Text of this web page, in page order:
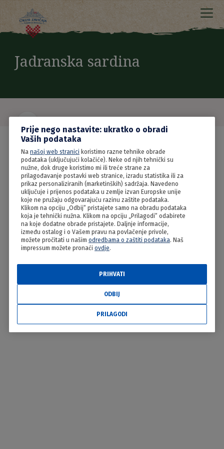
Jadranska sardina
Prije nego nastavite: ukratko o obradi
Vaših podataka
Na našoj web stranici koristimo razne tehnike obrade
podataka (uključujući kolačiće). Neke od njih tehnički su
nužne, dok druge koristimo mi ili treće strane za
prilagođavanje postavki web stranice, izradu statistika ili za
prikaz personaliziranih (marketinških) sadržaja. Navedeno
uključuje i prijenos podataka u zemlje izvan Europske unije
koje ne pružaju odgovarajuću razinu zaštite podataka.
Klikom na opciju „Odbij“ pristajete samo na obradu podataka
koja je tehnički nužna. Klikom na opciju „Prilagodi“ odabirete
na koje dodatne obrade pristajete. Daljnje informacije,
između ostalog i o Vašem pravu na povlačenje privole,
možete pročitati u našim odredbama o zaštiti podataka. Naš
impressum možete pronaći ovdje.
ODBIJ
PRIHVATI
PRILAGODI